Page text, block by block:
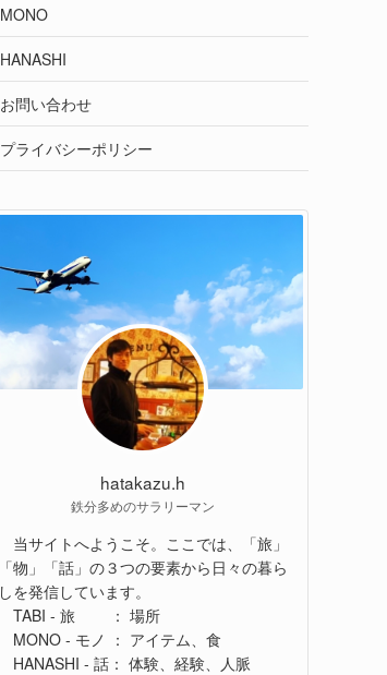
MONO
HANASHI
お問い合わせ
プライバシーポリシー
hatakazu.h
鉄分多めのサラリーマン
当サイトへようこそ。ここでは、「旅」
「物」「話」の３つの要素から日々の暮ら
しを発信しています。
TABI - 旅 ： 場所
MONO - モノ ： アイテム、食
HANASHI - 話： 体験、経験、人脈